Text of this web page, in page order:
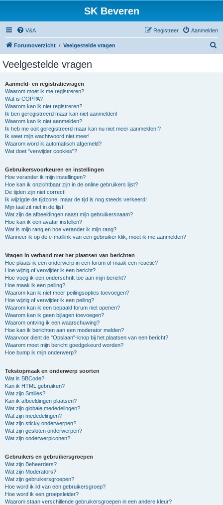
SK Beveren
V&A Aanmelden
Registreer
Forumoverzicht Veelgestelde vragen
Veelgestelde vragen
Aanmeld- en registratievragen
Waarom moet ik me registreren?
Wat is COPPA?
Waarom kan ik niet registreren?
Ik ben geregistreerd maar kan niet aanmelden!
Waarom kan ik niet aanmelden?
Ik heb me ooit geregistreerd maar kan nu niet meer aanmelden!?
Ik weet mijn wachtwoord niet meer!
Waarom word ik automatisch afgemeld?
Wat doet "verwijder cookies"?
Gebruikersvoorkeuren en instellingen
Hoe verander ik mijn instellingen?
Hoe kan ik onzichtbaar zijn in de online gebruikers lijst?
De tijden zijn niet correct!
Ik wijzigde de tijdzone, maar de tijd is nog steeds verkeerd!
Mijn taal zit niet in de lijst!
Wat zijn de afbeeldingen naast mijn gebruikersnaam?
Hoe kan ik een avatar instellen?
Wat is mijn rang en hoe verander ik mijn rang?
Wanneer ik op de e-maillink van een gebruiker klik, moet ik me aanmelden?
Vragen in verband met het plaatsen van berichten
Hoe plaats ik een onderwerp in een forum of maak een reactie?
Hoe wijzig of verwijder ik een bericht?
Hoe voeg ik een onderschrift toe aan mijn bericht?
Hoe maak ik een peiling?
Waarom kan ik niet meer peilingsopties toevoegen?
Hoe wijzig of verwijder ik een peiling?
Waarom kan ik een bepaald forum niet openen?
Waarom kan ik geen bijlagen toevoegen?
Waarom ontving ik een waarschuwing?
Hoe kan ik berichten aan een moderator melden?
Waarvoor dient de "Opslaan"-knop bij het plaatsen van een bericht?
Waarom moet mijn bericht goedgekeurd worden?
Hoe bump ik mijn onderwerp?
Tekstopmaak en onderwerp soorten
Wat is BBCode?
Kan ik HTML gebruiken?
Wat zijn Smilies?
Kan ik afbeeldingen plaatsen?
Wat zijn globale mededelingen?
Wat zijn mededelingen?
Wat zijn sticky onderwerpen?
Wat zijn gesloten onderwerpen?
Wat zijn onderwerpiconen?
Gebruikers en gebruikersgroepen
Wat zijn Beheerders?
Wat zijn Moderators?
Wat zijn gebruikersgroepen?
Hoe word ik lid van een gebruikersgroep?
Hoe word ik een groepsleider?
Waarom staan verschillende gebruikersgroepen in een andere kleur?